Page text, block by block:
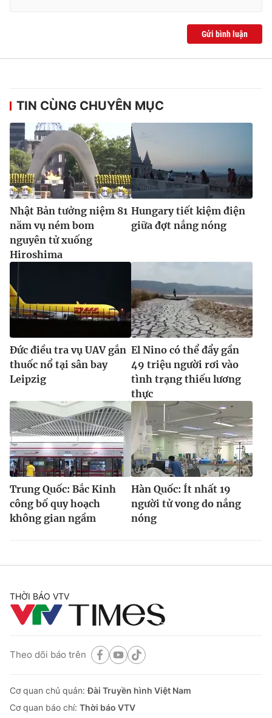
® Cấm sao chép dưới mọi hình thức nếu không có sự chấp
thuận bằng văn bản. Ghi rõ nguồn VTV.vn khi phát hành lại
thông tin từ website này.
Gửi bình luận
TIN CÙNG CHUYÊN MỤC
Nhật Bản tưởng niệm 81
năm vụ ném bom
nguyên tử xuống
Hiroshima
Hungary tiết kiệm điện
giữa đợt nắng nóng
Đức điều tra vụ UAV gắn
thuốc nổ tại sân bay
Leipzig
El Nino có thể đẩy gần
49 triệu người rơi vào
tình trạng thiếu lương
thực
Trung Quốc: Bắc Kinh
công bố quy hoạch
không gian ngầm
Hàn Quốc: Ít nhất 19
người tử vong do nắng
nóng
THỜI BÁO VTV
Theo dõi báo trên
Cơ quan chủ quản:Đài Truyền hình Việt Nam
Cơ quan báo chí: Thời báo VTV